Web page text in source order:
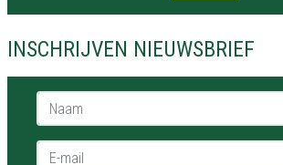
INSCHRIJVEN NIEUWSBRIEF
Naam *
E-mail *